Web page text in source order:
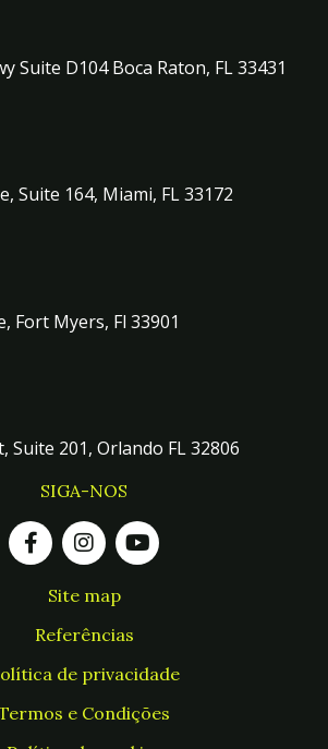
Suite D104 Boca Raton, FL 33431
Suite 164, Miami, FL 33172
Fort Myers, Fl 33901
Suite 201, Orlando FL 32806
SIGA-NOS
Site map
Referências
de privacidade
e Condições